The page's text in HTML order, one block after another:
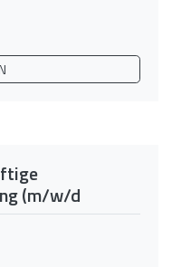
(m/w/d